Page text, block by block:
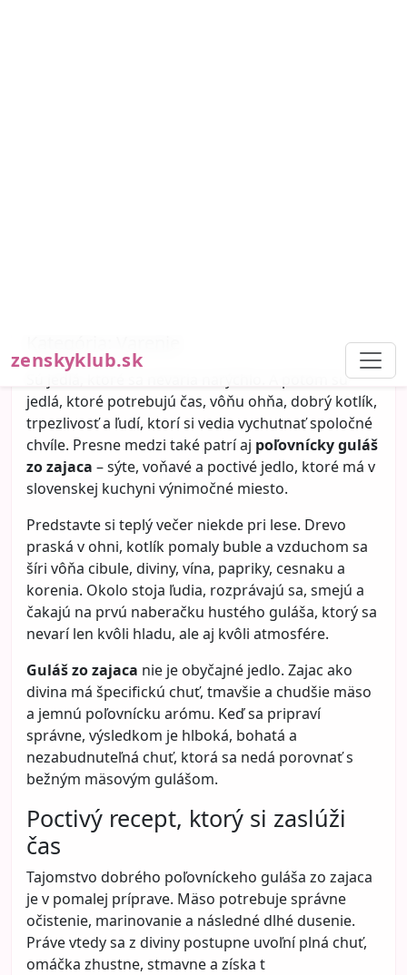
Sú jedlá, ktoré sa nevaria narýchlo. A potom sú
jedlá, ktoré potrebujú čas, vôňu ohňa, dobrý kotlík,
trpezlivosť a ľudí, ktorí si vedia vychutnať spoločné
chvíle. Presne medzi také patrí aj poľovnícky guláš
zo zajaca – sýte, voňavé a poctivé jedlo, ktoré má v
slovenskej kuchyni výnimočné miesto.
Predstavte si teplý večer niekde pri lese. Drevo
praská v ohni, kotlík pomaly buble a vzduchom sa
šíri vôňa cibule, diviny, vína, papriky, cesnaku a
korenia. Okolo stoja ľudia, rozprávajú sa, smejú a
čakajú na prvú naberačku hustého guláša, ktorý sa
nevarí len kvôli hladu, ale aj kvôli atmosfére.
Guláš zo zajaca nie je obyčajné jedlo. Zajac ako
divina má špecifickú chuť, tmavšie a chudšie mäso
a jemnú poľovnícku arómu. Keď sa pripraví
správne, výsledkom je hlboká, bohatá a
nezabudnuteľná chuť, ktorá sa nedá porovnať s
bežným mäsovým gulášom.
Poctivý recept, ktorý si zaslúži
čas
Tajomstvo dobrého poľovníckeho guláša zo zajaca
je v pomalej príprave. Mäso potrebuje správne
očistenie, marinovanie a následné dlhé dusenie.
Práve vtedy sa z diviny postupne uvoľní plná chuť,
omáčka zhustne, stmavne a získa t